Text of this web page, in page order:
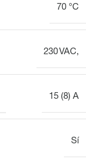
70 °C
230 VAC,
15 (8) A
Sí